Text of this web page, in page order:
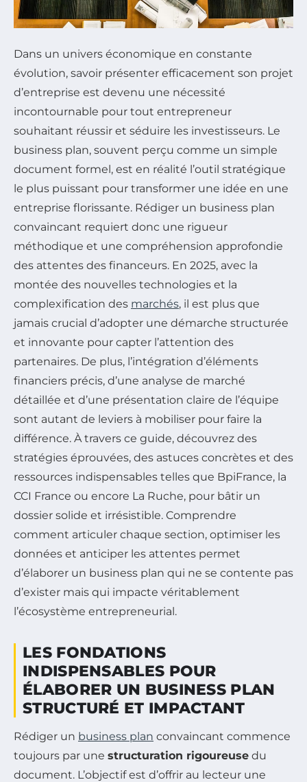
Dans un univers économique en constante
évolution, savoir présenter efficacement son projet
d’entreprise est devenu une nécessité
incontournable pour tout entrepreneur
souhaitant réussir et séduire les investisseurs. Le
business plan, souvent perçu comme un simple
document formel, est en réalité l’outil stratégique
le plus puissant pour transformer une idée en une
entreprise florissante. Rédiger un business plan
convaincant requiert donc une rigueur
méthodique et une compréhension approfondie
des attentes des financeurs. En 2025, avec la
montée des nouvelles technologies et la
complexification des marchés, il est plus que
jamais crucial d’adopter une démarche structurée
et innovante pour capter l’attention des
partenaires. De plus, l’intégration d’éléments
financiers précis, d’une analyse de marché
détaillée et d’une présentation claire de l’équipe
sont autant de leviers à mobiliser pour faire la
différence. À travers ce guide, découvrez des
stratégies éprouvées, des astuces concrètes et des
ressources indispensables telles que BpiFrance, la
CCI France ou encore La Ruche, pour bâtir un
dossier solide et irrésistible. Comprendre
comment articuler chaque section, optimiser les
données et anticiper les attentes permet
d’élaborer un business plan qui ne se contente pas
d’exister mais qui impacte véritablement
l’écosystème entrepreneurial.
LES FONDATIONS
INDISPENSABLES POUR
ÉLABORER UN BUSINESS PLAN
STRUCTURÉ ET IMPACTANT
Rédiger un business plan convaincant commence
toujours par une structuration rigoureuse du
document. L’objectif est d’offrir au lecteur une